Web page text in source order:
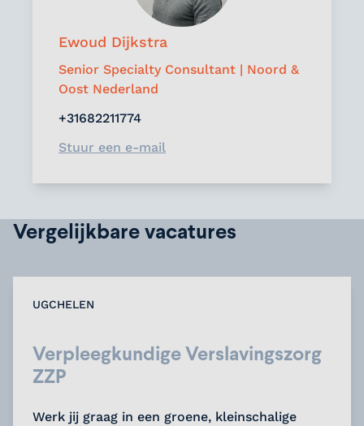
Ewoud Dijkstra
Senior Specialty Consultant | Noord &
Oost Nederland
+31682211774
Stuur een e-mail
Vergelijkbare vacatures
UGCHELEN
Verpleegkundige Verslavingszorg
ZZP
Werk jij graag in een groene, kleinschalige